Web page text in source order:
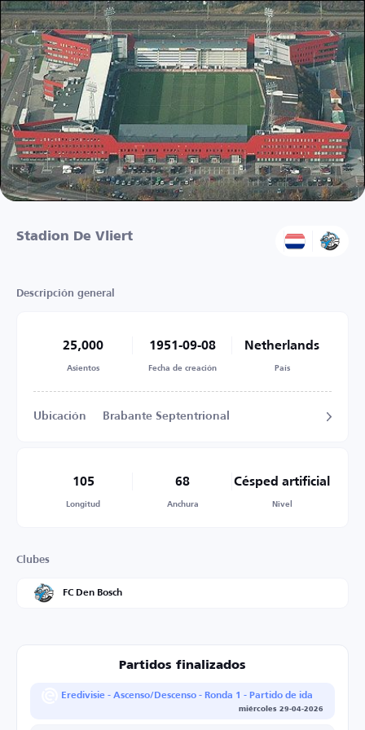
Stadion De Vliert
Descripción general
25,000
Asientos
1951-09-08
Fecha de creación
Netherlands
País
Ubicación Brabante Septentrional
105
Longitud
68
Anchura
Césped artificial
Nivel
Clubes
FC Den Bosch
Partidos finalizados
Eredivisie - Ascenso/Descenso - Ronda 1 - Partido de ida
miércoles 29-04-2026